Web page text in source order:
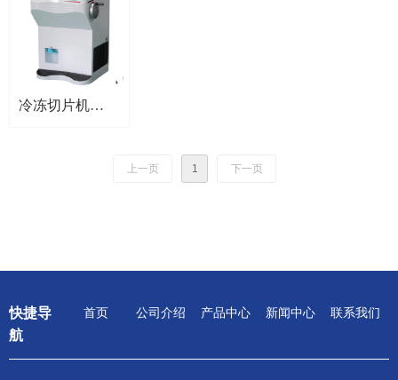
冷冻切片机
上一页 1 下一页
快捷导
航
首页 公司介绍 产品中心 新闻中心 联系我们